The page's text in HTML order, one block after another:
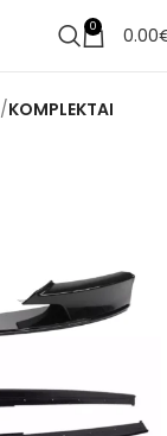
0 0.00
KOMPLEKTAI